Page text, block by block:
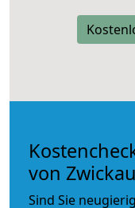
von
Sind Sie